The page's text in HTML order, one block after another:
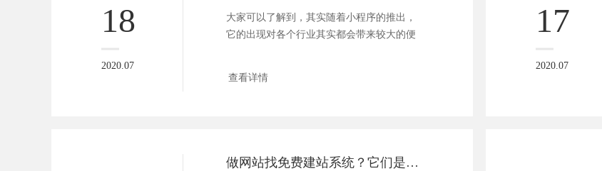
18
2020.07
大家可以了解到，其实随着小程序的推出，
它的出现对各个行业其实都会带来较大的便
查看详情
17
2020.07
做网站找免费建站系统？它们是如何收费的？